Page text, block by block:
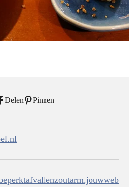
Delen Pinnen